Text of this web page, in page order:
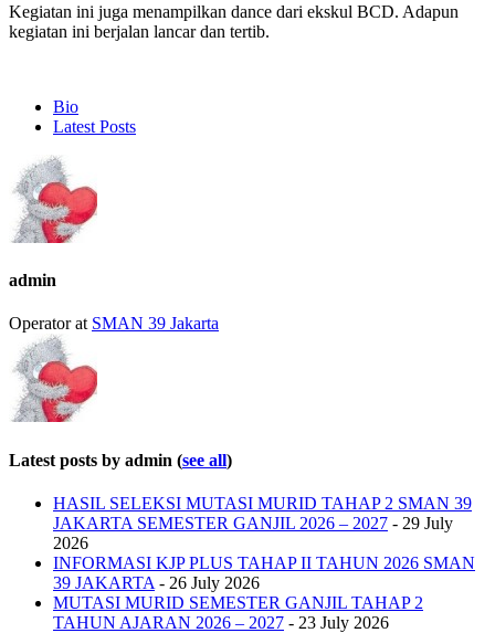
Kegiatan ini juga menampilkan dance dari ekskul BCD. Adapun
kegiatan ini berjalan lancar dan tertib.
following
tabs
change
content
below.
Bio
Latest Posts
admin
Operatorat SMAN 39 Jakarta
Latest posts by admin (see all)
HASIL SELEKSI MUTASI MURID TAHAP 2 SMAN 39
JAKARTA SEMESTER GANJIL 2026 – 2027 - 29 July
2026
INFORMASI KJP PLUS TAHAP II TAHUN 2026 SMAN
39 JAKARTA - 26 July 2026
MUTASI MURID SEMESTER GANJIL TAHAP 2
TAHUN AJARAN 2026 – 2027 - 23 July 2026